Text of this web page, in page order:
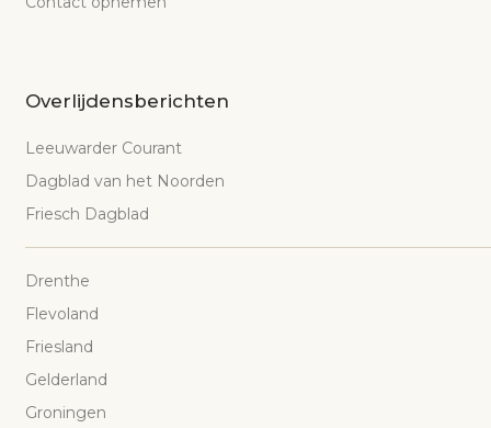
Overlijdensberichten
Leeuwarder Courant
Dagblad van het Noorden
Friesch Dagblad
Drenthe
Flevoland
Friesland
Gelderland
Groningen